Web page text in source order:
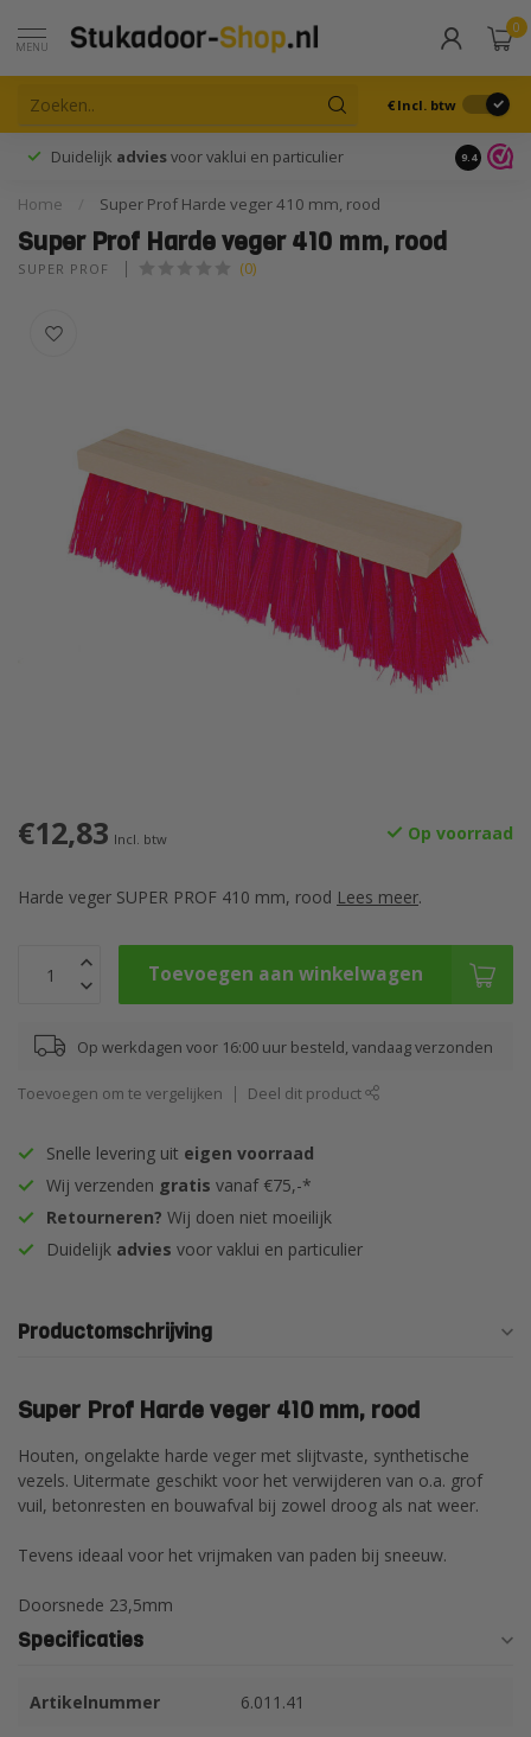
MENU
0
€ Incl. btw
Duidelijk adviesvoor vaklui en particulier 9.4
Home Super Prof Harde veger 410 mm, rood
Super Prof Harde veger 410 mm, rood
SUPER PROF (0)
€12,83 Incl. btw Op voorraad
Harde veger SUPER PROF 410 mm, rood Lees meer.
Toevoegen aan winkelwagen
Op werkdagen voor 16:00 uur besteld, vandaag verzonden
Toevoegen om te vergelijken Deel dit product
Snelle levering uit eigen voorraad
Wij verzenden gratis vanaf €75,-*
Retourneren? Wij doen niet moeilijk
Duidelijk advies voor vaklui en particulier
Productomschrijving
Super Prof Harde veger 410 mm, rood
Houten, ongelakte harde veger met slijtvaste, synthetische
vezels. Uitermate geschikt voor het verwijderen van o.a. grof
vuil, betonresten en bouwafval bij zowel droog als nat weer.
Tevens ideaal voor het vrijmaken van paden bij sneeuw.
Doorsnede 23,5mm
Specificaties
Artikelnummer 6.011.41